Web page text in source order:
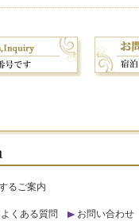
るご案内
よくある質問
お問い合わせ